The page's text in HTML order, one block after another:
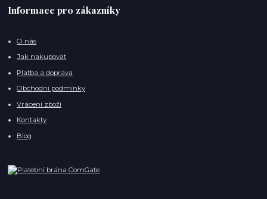
Informace pro zákazníky
O nás
Jak nakupovat
Platba a doprava
Obchodní podmínky
Vrácení zboží
Kontakty
Blog